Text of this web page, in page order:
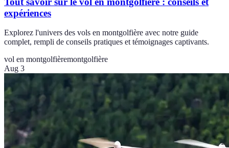
expériences
Explorez l'univers des vols en montgolfière avec notre guide
complet, rempli de conseils pratiques et témoignages captivants.
vol en montgolfièremontgolfière
Aug 3